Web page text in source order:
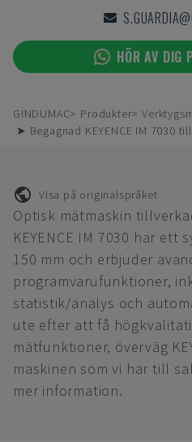
HÖR AV DIG
GINDUMAC Produkter
➤ Begagnad KEYENCE IM 7030
Visa på originalspråket
Optisk mätmaskin
KEYENCE IM 7030 har ett
150 mm och erbjuder
programvarufunktioner,
statistik/analys och
ute efter att få
mätfunktioner, överväg
maskinen som vi har till
mer information.